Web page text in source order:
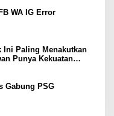
WA IG Error
Ini Paling Menakutkan
Punya Kekuatan
Gabung PSG